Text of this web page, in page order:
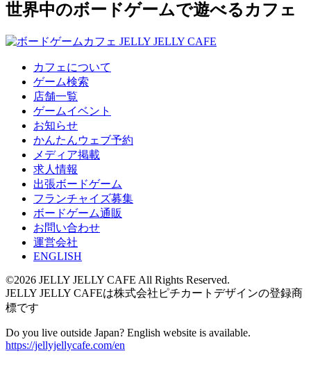
世界中のボードゲームで遊べるカフェ
カフェについて
ゲーム検索
店舗一覧
ゲームイベント
お知らせ
かんたんウェブ予約
メディア掲載
求人情報
出張ボードゲーム
フランチャイズ募集
ボードゲーム通販
お問い合わせ
運営会社
ENGLISH
©2026 JELLY JELLY CAFE All Rights Reserved.
JELLY JELLY CAFEは株式会社ピチカートデザインの登録商
標です
Do you live outside Japan? English website is available.
https://jellyjellycafe.com/en